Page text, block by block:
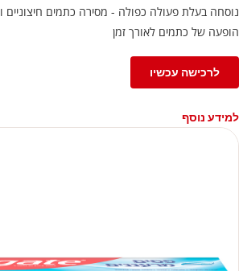
נוסחה בעלת פעולה כפולה - מסירה כתמים חיצוניים
הופעה של כתמים לאורך זמן
לרכישה עכשיו
למידע נוסף